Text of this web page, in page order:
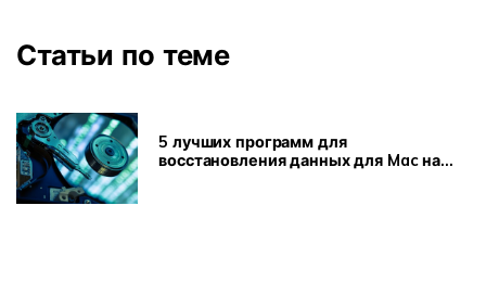
Статьи по теме
5 лучших программ для
восстановления данных для Mac на